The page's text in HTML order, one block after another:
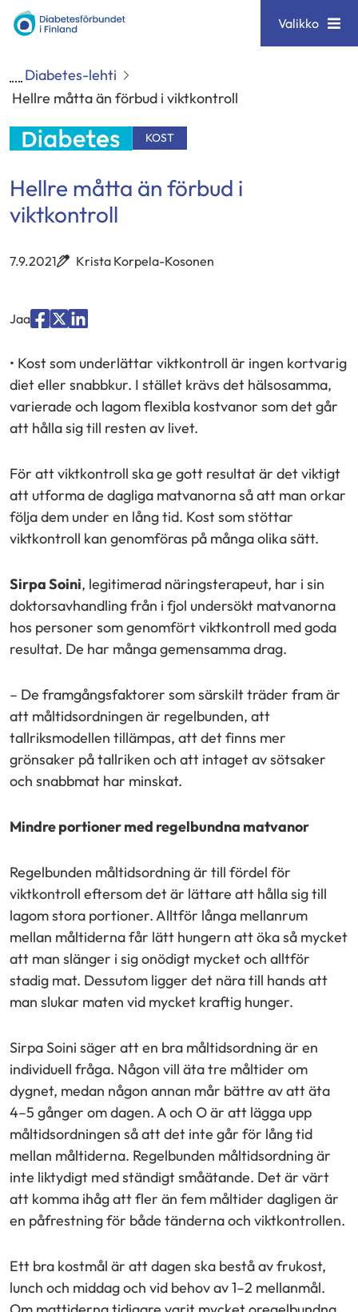
Siirry
sisältöön
Diabetesförbundet Valikko
Diabetes-lehti
Hellre måtta än förbud i viktkontroll
KOST
Hellre måtta än förbud i
viktkontroll
7.9.2021 Krista Korpela-Kosonen
Jaa
palvelussa
"Facebook"
palvelussa
"X"
palvelussa
"LinkedIn"
• Kost som underlättar viktkontroll är ingen kortvarig
diet eller snabbkur. I stället krävs det hälsosamma,
varierade och lagom flexibla kostvanor som det går
att hålla sig till resten av livet.
För att viktkontroll ska ge gott resultat är det viktigt
att utforma de dagliga matvanorna så att man orkar
följa dem under en lång tid. Kost som stöttar
viktkontroll kan genomföras på många olika sätt.
Sirpa Soini, legitimerad näringsterapeut, har i sin
doktorsavhandling från i fjol undersökt matvanorna
hos personer som genomfört viktkontroll med goda
resultat. De har många gemensamma drag.
– De framgångsfaktorer som särskilt träder fram är
att måltidsordningen är regelbunden, att
tallriksmodellen tillämpas, att det finns mer
grönsaker på tallriken och att intaget av sötsaker
och snabbmat har minskat.
Mindre portioner med regelbundna matvanor
Regelbunden måltidsordning är till fördel för
viktkontroll eftersom det är lättare att hålla sig till
lagom stora portioner. Alltför långa mellanrum
mellan måltiderna får lätt hungern att öka så mycket
att man slänger i sig onödigt mycket och alltför
stadig mat. Dessutom ligger det nära till hands att
man slukar maten vid mycket kraftig hunger.
Sirpa Soini säger att en bra måltidsordning är en
individuell fråga. Någon vill äta tre måltider om
dygnet, medan någon annan mår bättre av att äta
4–5 gånger om dagen. A och O är att lägga upp
måltidsordningen så att det inte går för lång tid
mellan måltiderna. Regelbunden måltidsordning är
inte liktydigt med ständigt småätande. Det är värt
att komma ihåg att fler än fem måltider dagligen är
en påfrestning för både tänderna och viktkontrollen.
Ett bra kostmål är att dagen ska bestå av frukost,
lunch och middag och vid behov av 1–2 mellanmål.